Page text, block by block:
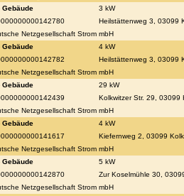
3 kW
Heilstättenweg 3, 03099
Netzgesellschaft Strom mbH
4 kW
Heilstättenweg 3, 03099
Netzgesellschaft Strom mbH
29 kW
Kolkwitzer Str. 29, 03099
Netzgesellschaft Strom mbH
4 kW
Kiefernweg 2, 03099
Netzgesellschaft Strom mbH
5 kW
Zur Koselmühle 30,
Netzgesellschaft Strom mbH